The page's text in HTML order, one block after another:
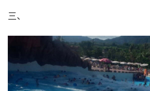
三、